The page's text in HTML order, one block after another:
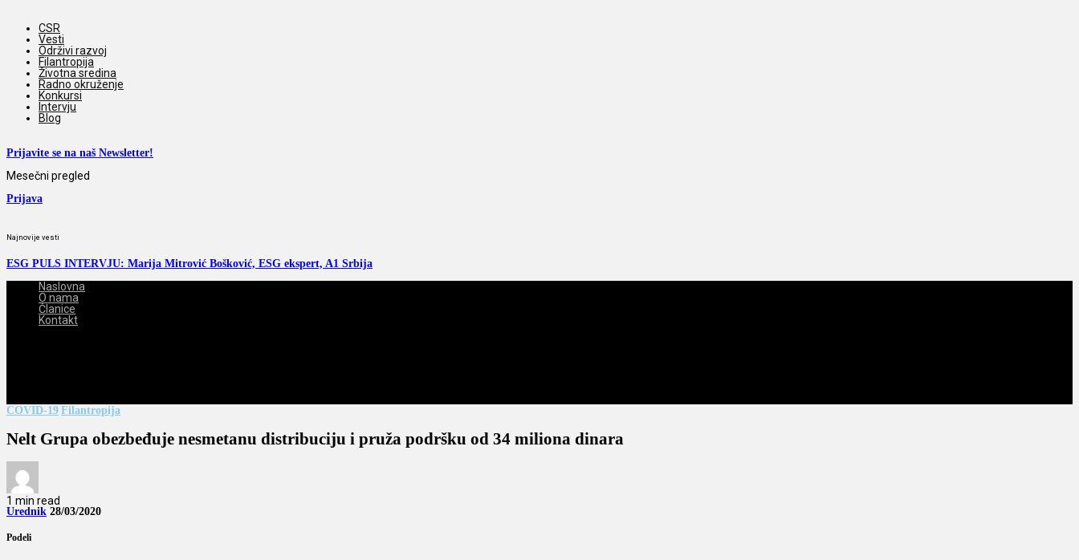
CSR
Vesti
Održivi razvoj
Filantropija
Životna sredina
Radno okruženje
Konkursi
Intervju
Blog
Prijavite se na naš Newsletter!
Mesečni pregled
Prijava
Najnovije vesti
ESG PULS INTERVJU: Marija Mitrović Bošković, ESG ekspert, A1 Srbija
Naslovna
O nama
Članice
Kontakt
COVID-19 Filantropija
Nelt Grupa obezbeđuje nesmetanu distribuciju i pruža podršku od 34 miliona dinara
1 min read
Urednik 28/03/2020
Podeli